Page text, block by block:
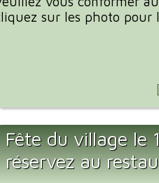
sur les photo pour
Fête du village le
réservez au